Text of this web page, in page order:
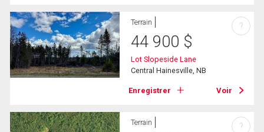
Terrain
44 900 $
Lot Slopeside Lane
Central Hainesville, NB
Enregistrer Voir
?
Terrain ?